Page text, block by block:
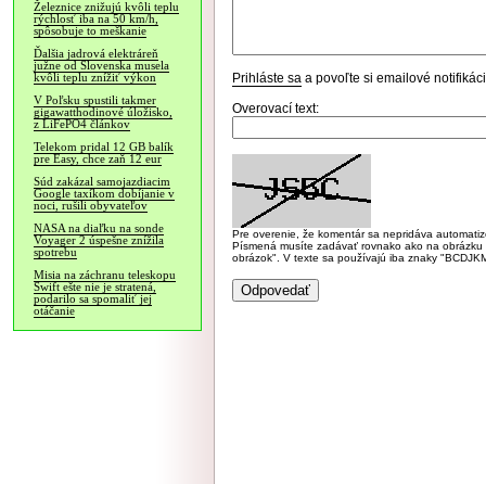
Železnice znižujú kvôli teplu
rýchlosť iba na 50 km/h,
spôsobuje to meškanie
Ďalšia jadrová elektráreň
južne od Slovenska musela
kvôli teplu znížiť výkon
V Poľsku spustili takmer
gigawatthodinové úložisko,
z LiFePO4 článkov
Telekom pridal 12 GB balík
pre Easy, chce zaň 12 eur
Súd zakázal samojazdiacim
Google taxíkom dobíjanie v
noci, rušili obyvateľov
NASA na diaľku na sonde
Voyager 2 úspešne znížila
spotrebu
Misia na záchranu teleskopu
Swift ešte nie je stratená,
podarilo sa spomaliť jej
otáčanie
Prihláste sa a povoľte si emailové
Overovací text:
Pre overenie, že komentár sa nepridáva
Písmená musíte zadávať rovnako ako na
obrázok". V texte sa používajú iba znaky